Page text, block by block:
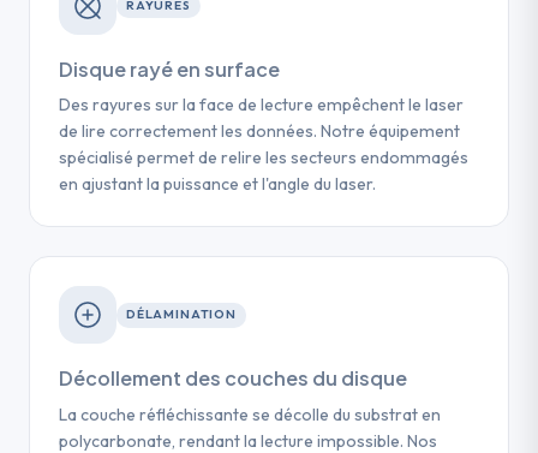
RAYURES
Disque rayé en surface
Des rayures sur la face de lecture empêchent le laser
de lire correctement les données. Notre équipement
spécialisé permet de relire les secteurs endommagés
en ajustant la puissance et l'angle du laser.
DÉLAMINATION
Décollement des couches du disque
La couche réfléchissante se décolle du substrat en
polycarbonate, rendant la lecture impossible. Nos